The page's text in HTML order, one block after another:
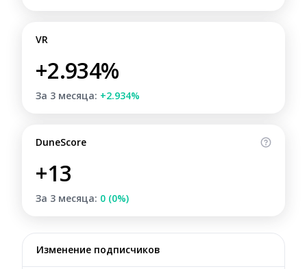
VR
+2.934%
За 3 месяца: +2.934%
DuneScore
+13
За 3 месяца: 0 (0%)
Изменение подписчиков